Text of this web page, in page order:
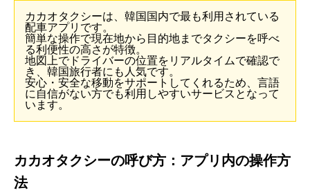
カカオタクシーは、韓国国内で最も利用されている
配車アプリです。
簡単な操作で現在地から目的地までタクシーを呼べ
る利便性の高さが特徴。
地図上でドライバーの位置をリアルタイムで確認で
き、韓国旅行者にも人気です。
安心・安全な移動をサポートしてくれるため、言語
に自信がない方でも利用しやすいサービスとなって
います。
カカオタクシーの呼び方：アプリ内の操作方
法